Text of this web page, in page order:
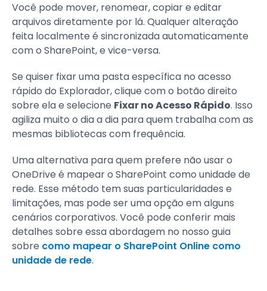
Você pode mover, renomear, copiar e editar
arquivos diretamente por lá. Qualquer alteração
feita localmente é sincronizada automaticamente
com o SharePoint, e vice-versa.
Se quiser fixar uma pasta específica no acesso
rápido do Explorador, clique com o botão direito
sobre ela e selecione Fixar no Acesso Rápido. Isso
agiliza muito o dia a dia para quem trabalha com as
mesmas bibliotecas com frequência.
Uma alternativa para quem prefere não usar o
OneDrive é mapear o SharePoint como unidade de
rede. Esse método tem suas particularidades e
limitações, mas pode ser uma opção em alguns
cenários corporativos. Você pode conferir mais
detalhes sobre essa abordagem no nosso guia
sobre como mapear o SharePoint Online como
unidade de rede.